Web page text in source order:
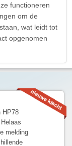
functioneren
om de
wat leidt tot
opgenomen
HP78
melding